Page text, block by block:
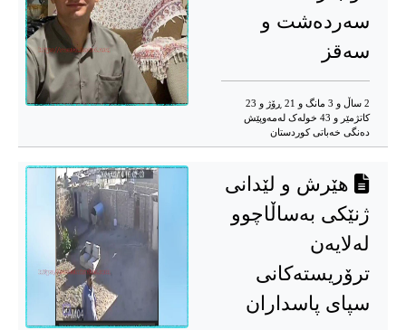
سەردەشت و
سەقز
2 ساڵ و 3 مانگ و 21 ڕۆژ و 23
کاتژمێر و 43 خوله‌ک له‌مه‌وپێش‌
دەنگی خەباتی کوردستان
هێرش و لێدانی
ژنێکی بەساڵاچوو
لەلایەن
ترۆریستەکانی
سپای پاسداران